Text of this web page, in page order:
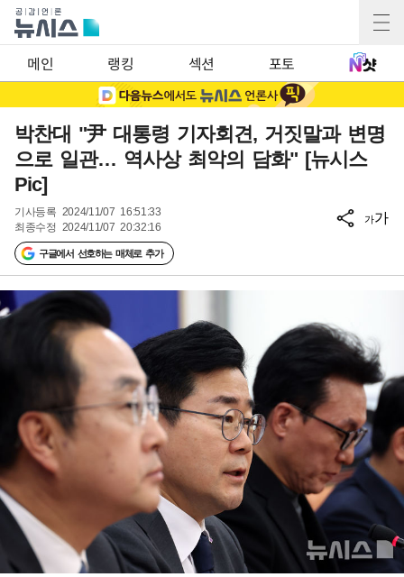
메인 랭킹 섹션 포토
박찬대 "尹 대통령 기자회견, 거짓말과 변명
으로 일관… 역사상 최악의 담화" [뉴시스
Pic]
기사등록 2024/11/07 16:51:33
최종수정 2024/11/07 20:32:16
구글에서 선호하는 매체로 추가
가가